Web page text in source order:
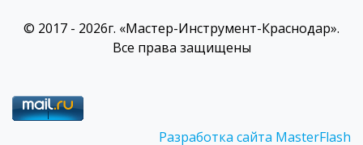
© 2017 - 2026г. «Мастер-Инструмент-Краснодар».
Все права защищены
Разработка сайта MasterFlash